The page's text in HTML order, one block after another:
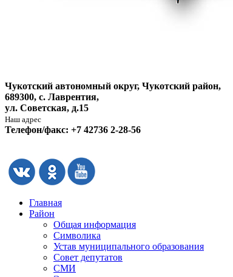
Чукотский автономный округ, Чукотский район,
689300, с. Лаврентия,
ул. Советская, д.15
Наш адрес
Телефон/факс: +7 42736 2-28-56
Главная
Район
Общая информация
Символика
Устав муниципального образования
Совет депутатов
СМИ